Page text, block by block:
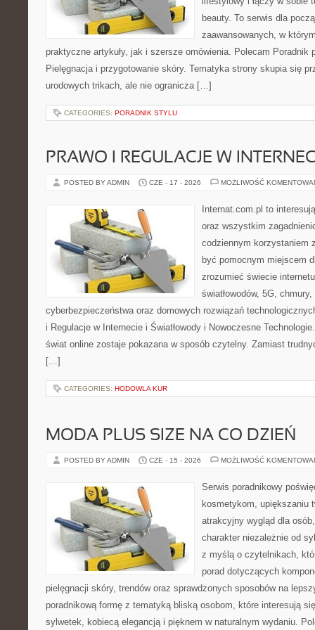
beauty. To serwis dla
zaawansowanych, w
praktyczne artykuły, jak i szersze omówienia. Polecam
Pielęgnacja i przygotowanie skóry. Tematyka strony skupia się
urodowych trikach, ale nie ogranicza […]
CATEGORIES: PORADNIK STYLU
PRAWO I REGULACJE W
POSTED BY ADMIN CZE - 17 - 2026 MOŻLIWOŚĆ
Internat.com.pl to
oraz wszystkim
codziennym korzystaniem
być pomocnym miejscem
zrozumieć świecie
światłowodów, 5G,
cyberbezpieczeństwa oraz domowych rozwiązań
i Regulacje w Internecie i Światłowody i Nowoczesne
świat online zostaje pokazana w sposób czytelny. Zamiast
[…]
CATEGORIES: HODOWLA KUR
MODA PLUS SIZE NA CO DZIEŃ
POSTED BY ADMIN CZE - 15 - 2026 MOŻLIWOŚĆ
Serwis poradnikowy
kosmetykom, upiększaniu
atrakcyjny wygląd dla
charakter niezależnie od
z myślą o czytelnikach,
porad dotyczących
pielęgnacji skóry, trendów oraz sprawdzonych sposobów na
poradnikową formę z tematyką bliską osobom, które interesują
sylwetek, kobiecą elegancją i pięknem w naturalnym wydaniu.